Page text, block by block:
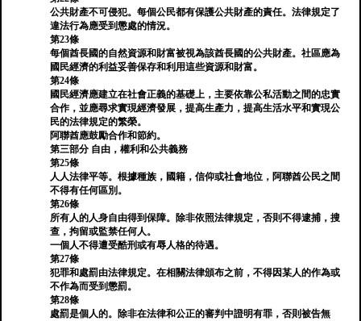
公共財產不可侵犯。每個公民都有保護公共財產的責任。法律規定了
違法行為應受到懲處的情況。
第23條
每個酋長國的自然資源和財富被視為該酋長國的公共財產。社區應為
國民經濟的利益妥善保存和利用這些資源和財富。
第24條
國民經濟應建立在社會正義的基礎上，主要依靠公私活動之間的忠實
合作，並應尋求實現經濟發展，提高生產力，提高生活水平和實現公
民的法律規定的繁榮。
阿聯酋應鼓勵合作和節約。
第三部分 自由，權利和公共義務
第25條
人人法律平等。根據種族，國籍，信仰或社會地位，阿聯酋公民之間
不得有任何區別。
第26條
所有人的人身自由得到保障。除非依照法律規定，否則不得逮捕，搜
查，拘留或監禁任何人。
一個人不得遭受酷刑或有辱人格的待遇。
第27條
犯罪和處罰由法律規定。在相關法律頒布之前，不得因某人的作為或
不作為而受到懲罰。
第28條
處罰是個人的。除非在法律和公正的審判中證明有罪，否則被告無